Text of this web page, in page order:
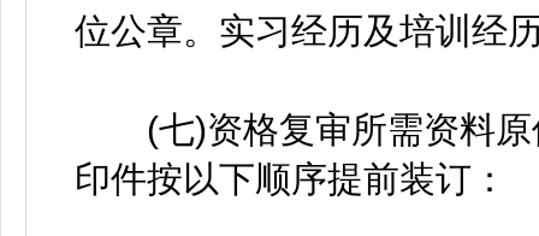
位公章。实习经历及培训经
(七)资格复审所需资料原
印件按以下顺序提前装订：